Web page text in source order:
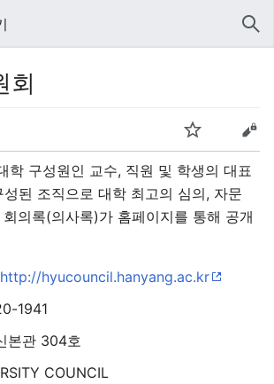
회
학 구성원인 교수, 직원 및 학생의 대표
된 조직으로 대학 최고의 심의, 자문
의록(의사록)가 홈페이지를 통해 공개
http://hyucouncil.hanyang.ac.kr
1941
본관 304호
COUNCIL